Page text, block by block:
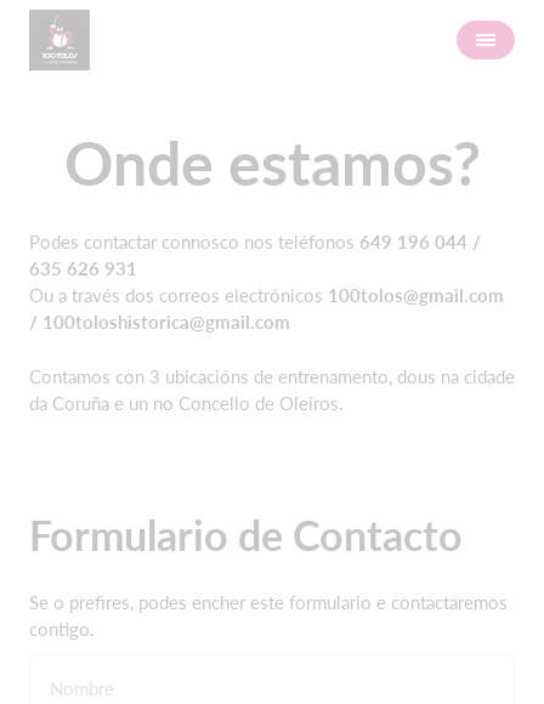
Onde estamos?
Podes contactar connosco nos teléfonos 649 196 044 /
635 626 931
Ou a través dos correos electrónicos 100tolos@gmail.com
/ 100toloshistorica@gmail.com
Contamos con 3 ubicacións de entrenamento, dous na cidade
da Coruña e un no Concello de Oleiros.
Formulario de Contacto
Se o prefires, podes encher este formulario e contactaremos
contigo.
Nombre